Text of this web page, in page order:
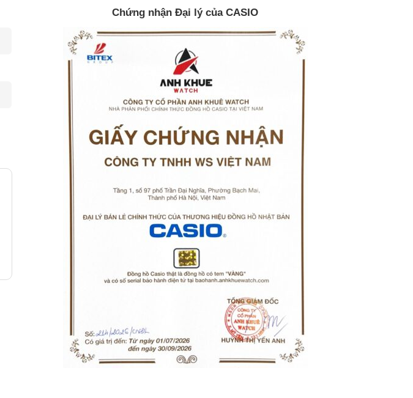
Chứng nhận Đại lý của CASIO